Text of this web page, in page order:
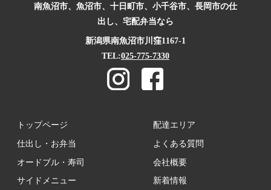
南魚沼市、魚沼市、十日町市、小千谷市、 長岡市の仕
出し、宅配弁当なら
新潟県南魚沼市川窪1167-1
TEL:025-775-7330
トップページ
仕出し・お弁当
オードブル・寿司
サイドメニュー
配達エリア
よくある質問
会社概要
新着情報